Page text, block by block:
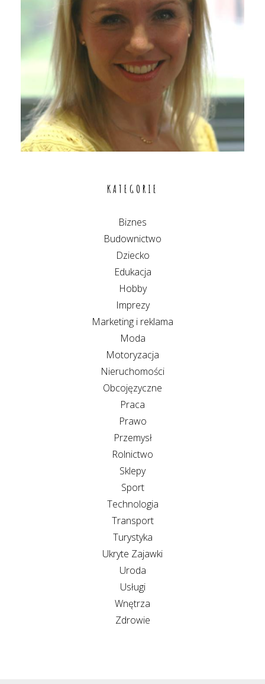
KATEGORIE
Biznes
Budownictwo
Dziecko
Edukacja
Hobby
Imprezy
Marketing i reklama
Moda
Motoryzacja
Nieruchomości
Obcojęzyczne
Praca
Prawo
Przemysł
Rolnictwo
Sklepy
Sport
Technologia
Transport
Turystyka
Ukryte Zajawki
Uroda
Usługi
Wnętrza
Zdrowie